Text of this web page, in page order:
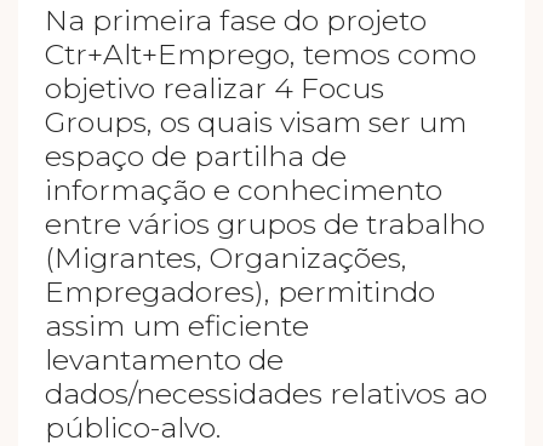
Na primeira fase do projeto
Ctr+Alt+Emprego, temos como
objetivo realizar 4 Focus
Groups, os quais visam ser um
espaço de partilha de
informação e conhecimento
entre vários grupos de trabalho
(Migrantes, Organizações,
Empregadores), permitindo
assim um eficiente
levantamento de
dados/necessidades relativos ao
público-alvo.